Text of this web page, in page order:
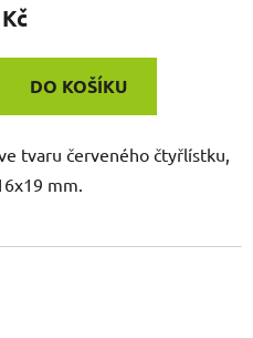
DO KOŠÍKU
tvaru červeného čtyřlístku,
mm.